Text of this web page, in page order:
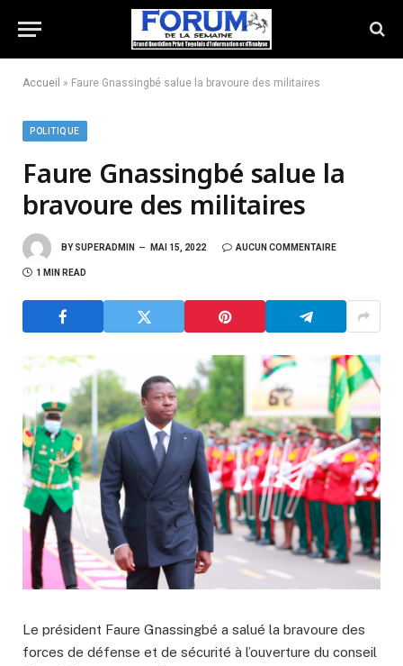
Accueil » Faure Gnassingbé salue la bravoure des militaires
POLITIQUE
Faure Gnassingbé salue la
bravoure des militaires
BY SUPERADMIN MAI 15, 2022 AUCUN COMMENTAIRE
1 MIN READ
Le président Faure Gnassingbé a salué la bravoure des
forces de défense et de sécurité à l’ouverture du conseil